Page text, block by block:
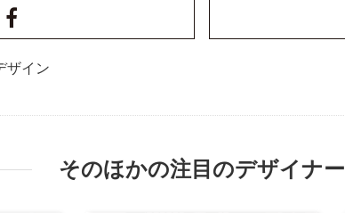
ザイン
そのほかの注目のデザイナー